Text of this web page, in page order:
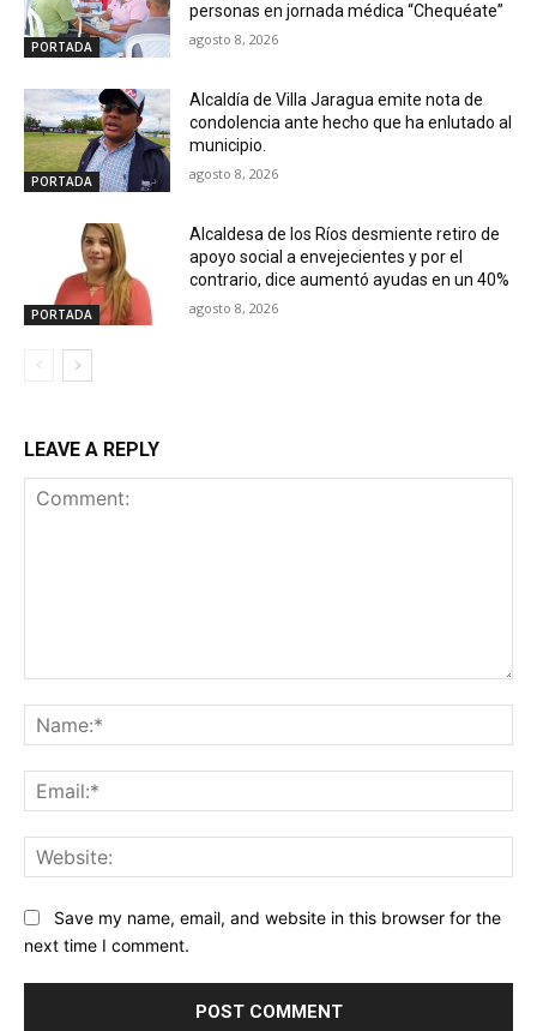
PORTADA
personas en jornada médica “Chequéate”
agosto 8, 2026
PORTADA
Alcaldía de Villa Jaragua emite nota de
condolencia ante hecho que ha enlutado al
municipio.
agosto 8, 2026
PORTADA
Alcaldesa de los Ríos desmiente retiro de
apoyo social a envejecientes y por el
contrario, dice aumentó ayudas en un 40%
agosto 8, 2026
LEAVE A REPLY
Save my name, email, and website in this browser for the
next time I comment.